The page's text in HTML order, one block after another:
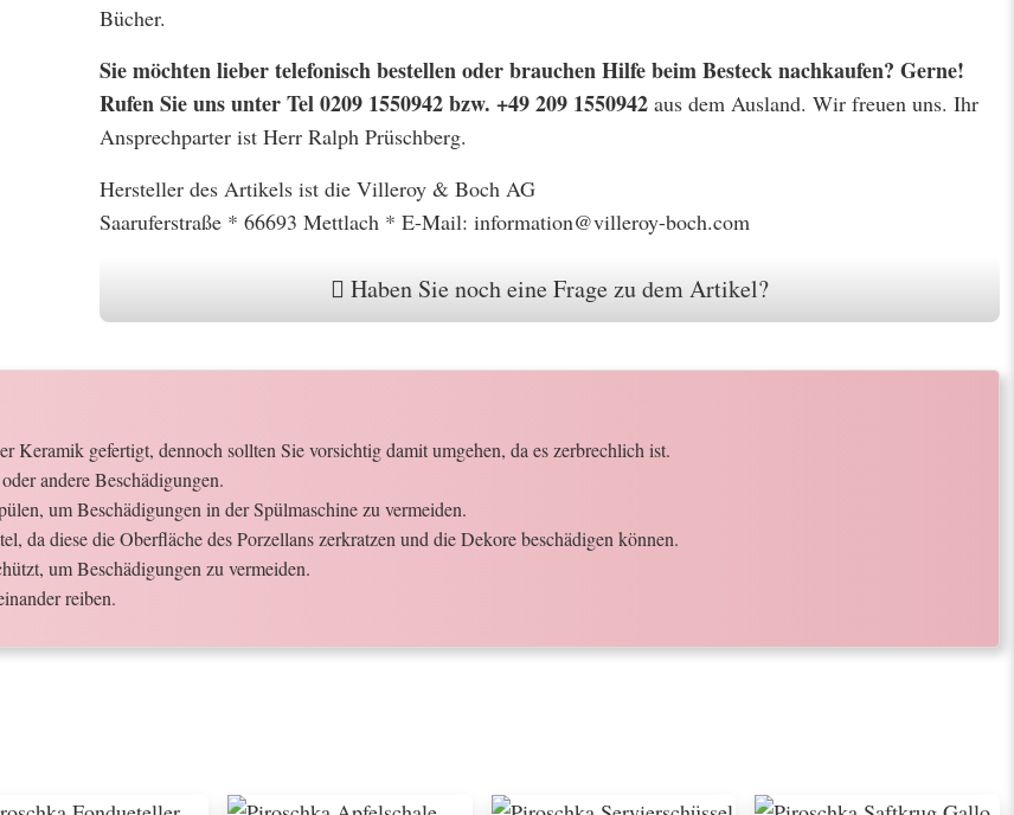
Bücher.
Sie möchten lieber telefonisch bestellen oder brauchen Hilfe beim Besteck nachkaufen? Gerne!
Rufen Sie uns unter Tel 0209 1550942 bzw. +49 209 1550942 aus dem Ausland. Wir freuen uns. Ihr
Ansprechparter ist Herr Ralph Prüschberg.
Hersteller des Artikels ist die Villeroy & Boch AG
Saaruferstraße * 66693 Mettlach * E-Mail: information@villeroy-boch.com
Haben Sie noch eine Frage zu dem Artikel?
gefertigt, dennoch sollten Sie vorsichtig damit umgehen, da es zerbrechlich ist.
andere Beschädigungen.
um Beschädigungen in der Spülmaschine zu vermeiden.
da diese die Oberfläche des Porzellans zerkratzen und die Dekore beschädigen können.
um Beschädigungen zu vermeiden.
reiben.